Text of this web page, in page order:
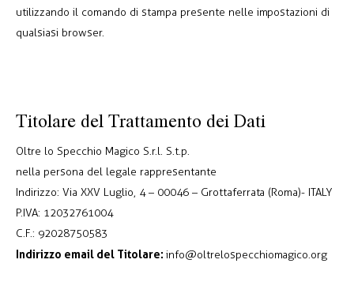
utilizzando il comando di stampa presente nelle impostazioni di
qualsiasi browser.
Titolare del Trattamento dei Dati
Oltre lo Specchio Magico S.r.l. S.t.p.
nella persona del legale rappresentante
Indirizzo: Via XXV Luglio, 4 – 00046 – Grottaferrata (Roma)- ITALY
P.IVA: 12032761004
C.F.: 92028750583
Indirizzo email del Titolare: info@oltrelospecchiomagico.org